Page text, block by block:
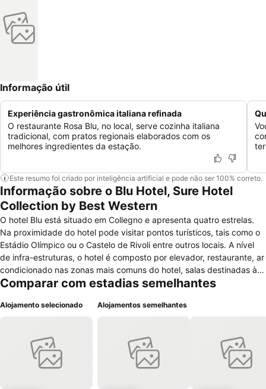
Informação útil
Experiência gastronômica italiana refinada
O restaurante Rosa Blu, no local, serve cozinha italiana
tradicional, com pratos regionais elaborados com os
melhores ingredientes da estação.
Este resumo foi criado por inteligência artificial e pode não ser 100% correto.
Informação sobre o Blu Hotel, Sure Hotel
Collection by Best Western
O hotel Blu está situado em Collegno e apresenta quatro estrelas.
Na proximidade do hotel pode visitar pontos turísticos, tais como o
Estádio Olímpico ou o Castelo de Rivoli entre outros locais. A nível
de infra-estruturas, o hotel é composto por elevador, restaurante, ar
condicionado nas zonas mais comuns do hotel, salas destinadas à
realização de reuniões e conferências, parque de estacionamento
aos serviços presentes no hotel, para receber os seus hóspedes,
equipa bem preparada para acolhê-lo, é um hotel destinado a
pessoas não fumadoras e oferece café da manhã aos seus
hóspedes. Os quartos de hotel são compostos por banheiro
Comparar com estadias semelhantes
Alojamento selecionado Alojamentos semelhantes